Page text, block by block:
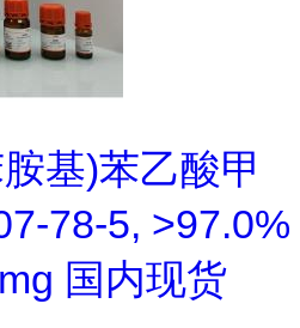
基)苯乙酸甲
78-5, >97.0%
国内现货